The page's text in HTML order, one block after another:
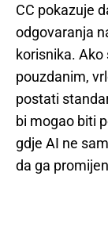
CC pokazuje
odgovaranja
korisnika.
pouzdanim,
postati
bi mogao biti
gdje AI ne
da ga